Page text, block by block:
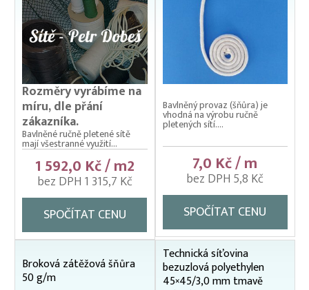
Polyethylenová lana a síťoviny
Polyethylenové technické síťoviny
Polypropylenová lana a síťoviny
Rozměry vyrábíme na
míru, dle přání
zákazníka.
Bavlněné ručně pletené sítě
mají všestranné využití...
1 592,0 Kč / m2
bez DPH 1 315,7 Kč
SPOČÍTAT CENU
Bavlněný provaz (šňůra) je
vhodná na výrobu ručně
pletených sítí....
7,0 Kč / m
bez DPH 5,8 Kč
SPOČÍTAT CENU
Broková zátěžová šňůra
50 g/m
Technická síťovina
bezuzlová polyethylen
45×45/3,0 mm tmavě